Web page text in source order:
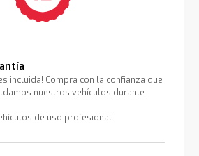
incluida! Compra con la confianza que
nuestros vehículos durante
de uso profesional